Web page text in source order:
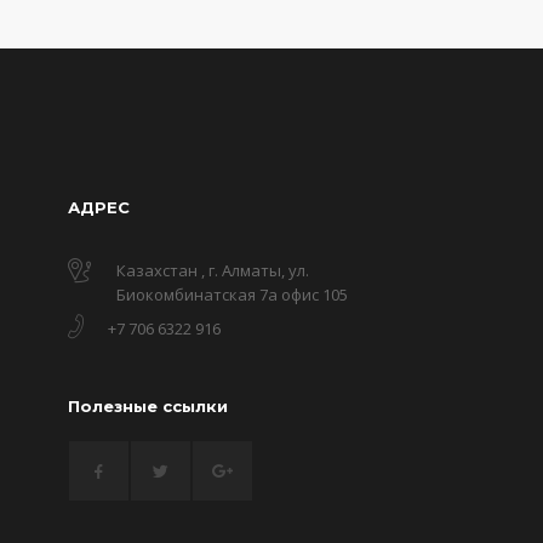
АДРЕС
Казахстан , г. Алматы, ул.
Биокомбинатская 7а офис 105
+7 706 6322 916
Полезные ссылки